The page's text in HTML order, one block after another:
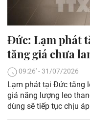
Đức: Lạm phát
tăng giá chưa
09:26' - 31/07/2026
Lạm phát tại Đức tăng
giá năng lượng leo
dùng sẽ tiếp tục chịu